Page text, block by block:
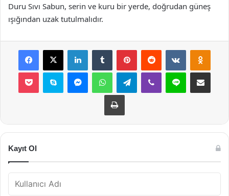
Duru Sıvı Sabun, serin ve kuru bir yerde, doğrudan güneş
ışığından uzak tutulmalıdır.
Facebook
X LinkedInTumblr PinterestReddit VKontakte
Pocket Skype MessengerWhatsAppTelegramViber Line E-Posta ile
Yazdır
Kayıt Ol